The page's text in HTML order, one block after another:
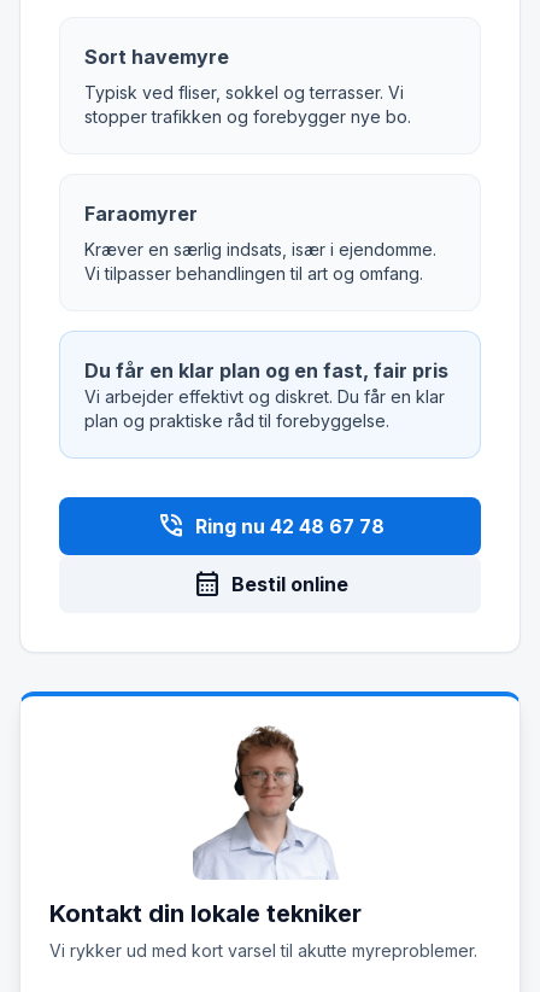
Sort havemyre
Typisk ved fliser, sokkel og terrasser. Vi
stopper trafikken og forebygger nye bo.
Faraomyrer
Kræver en særlig indsats, især i ejendomme.
Vi tilpasser behandlingen til art og omfang.
Du får en klar plan og en fast, fair pris
Vi arbejder effektivt og diskret. Du får en klar
plan og praktiske råd til forebyggelse.
phone_in_talk Ring nu 42 48 67 78
calendar_month Bestil online
Kontakt din lokale tekniker
Vi rykker ud med kort varsel til akutte myreproblemer.